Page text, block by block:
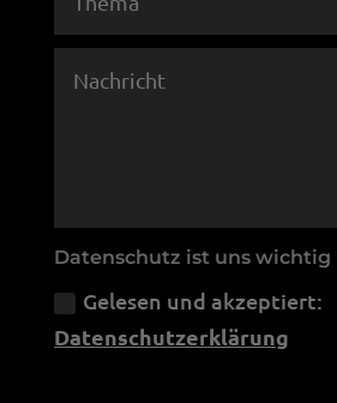
Datenschutz ist uns wichtig
Gelesen und akzeptiert:
Datenschutzerklärung